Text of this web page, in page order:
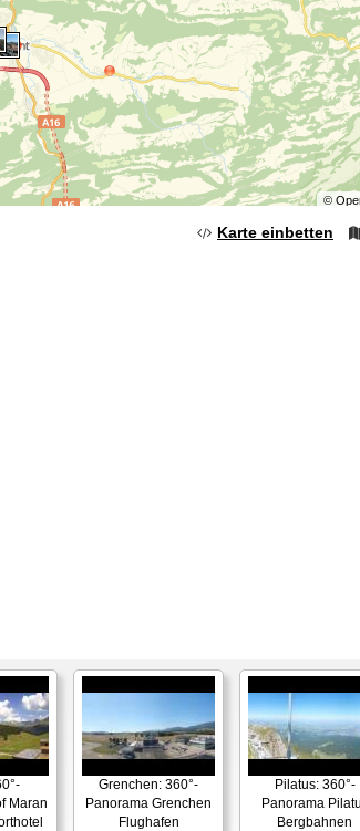
©
Karte einbetten
Maran
Grenchen: 360°-
Panorama Grenchen
Flughafen
Pilatus: 360°-
Panorama
Bergbahnen